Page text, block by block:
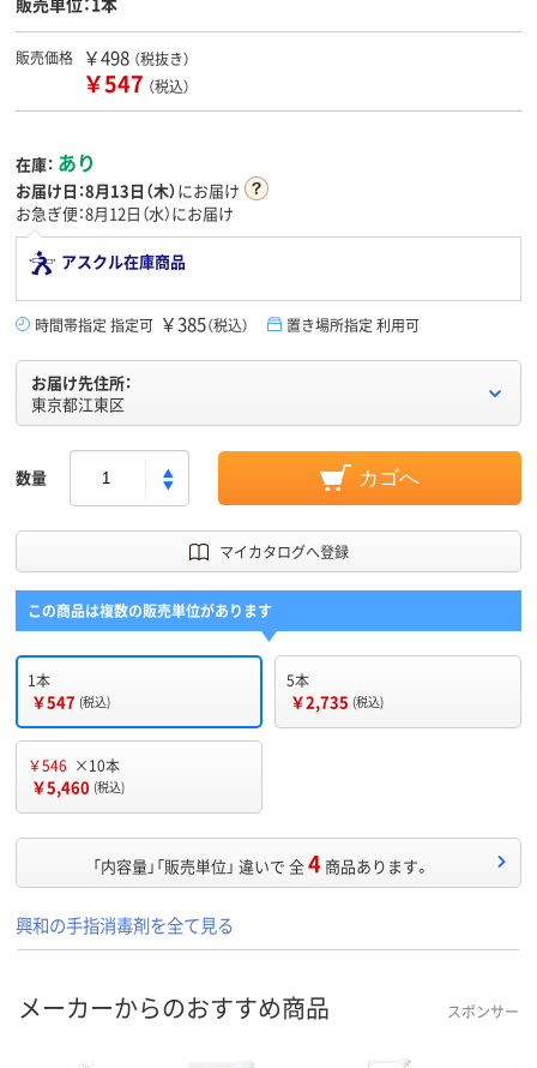
販売価格 ￥498 （税抜き）
￥547 （税込）
在庫： あり
お届け日：8月13日（木）にお届け
お急ぎ便：8月12日（水）にお届け
アスクル在庫商品
時間帯指定 指定可 ￥385（税込） 置き場所指定 利用可
お届け先住所：
東京都江東区
数量 カゴへ
マイカタログへ登録
この商品は複数の販売単位があります
1本
￥547 (税込)
5本
￥2,735 (税込)
￥546 ×10本
￥5,460 (税込)
「内容量」「販売単位」 違いで 全4 商品あります。
興和の手指消毒剤を全て見る
メーカーからのおすすめ商品 スポンサー